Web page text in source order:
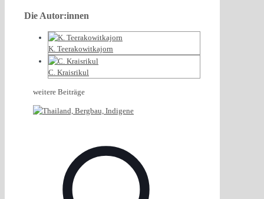
Die Autor:innen
K. Teerakowitkajorn
C. Kraisrikul
weitere Beiträge